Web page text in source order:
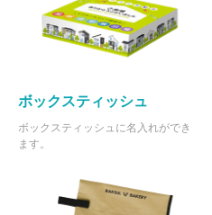
ボックスティッシュ
ボックスティッシュに名入れができ
ます。